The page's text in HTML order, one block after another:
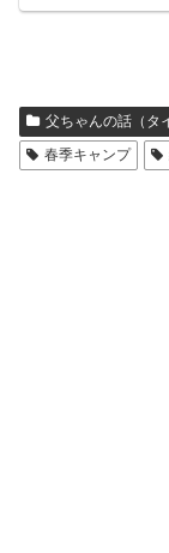
父ちゃんの話（タ
春季キャンプ